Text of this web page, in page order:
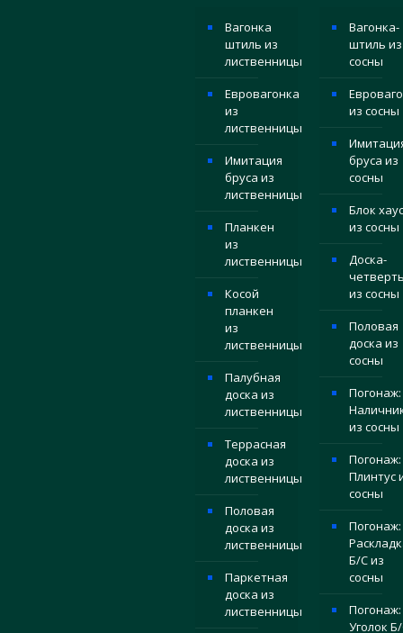
Вагонка
штиль из
лиственницы
Евровагонка
из
лиственницы
Имитация
бруса из
лиственницы
Планкен
из
лиственницы
Косой
планкен
из
лиственницы
Палубная
доска из
лиственницы
Террасная
доска из
лиственницы
Половая
доска из
лиственницы
Паркетная
доска из
лиственницы
Вагонка-
штиль из
сосны
из сосны
бруса из
сосны
Блок хаус
из сосны
Доска-
из сосны
Половая
доска из
сосны
Погонаж:
из сосны
Погонаж:
Плинтус
сосны
Погонаж:
Б/С из
сосны
Погонаж:
Уголок